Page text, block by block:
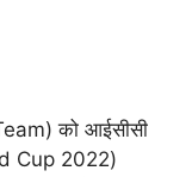
को आईसीसी
Cup 2022)